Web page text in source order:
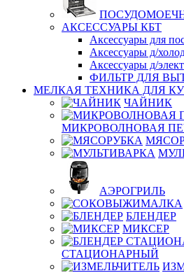
АКСЕССУАРЫ КБТ
Аксессуары для
Аксессуары д/
Аксессуары д/
ФИЛЬТР ДЛЯ
МЕЛКАЯ ТЕХНИКА ДЛЯ
ЧАЙНИК
МИКРОВОЛНОВАЯ
АЭРОГРИЛЬ
БЛЕНДЕР
МИКСЕР
СТАЦИОНАРНЫЙ